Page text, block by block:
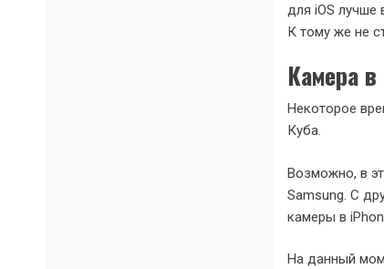
для iOS лучше
К тому же не
Камера
Некоторое
Куба.
Возможно, в
Samsung. С
камеры в
На данный